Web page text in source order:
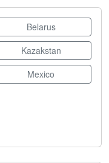
Belarus
Kazakstan
Mexico